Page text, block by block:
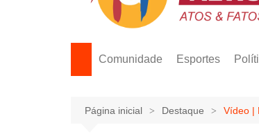
Comunidade Esportes
Página inicial Destaque Vídeo |